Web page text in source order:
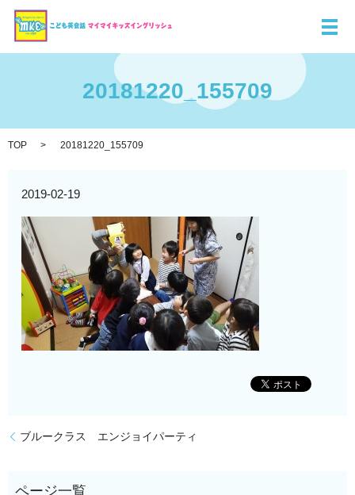
メ
20181220_155709
TOP 20181220_155709
2019-02-19
ブルークラス エンジョイパーティ